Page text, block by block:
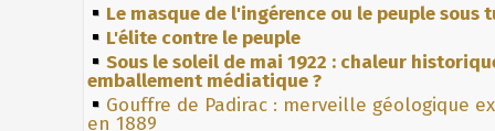
Le masque de l'ingérence ou le peuple sous
L'élite contre le peuple
Sous le soleil de mai 1922 : chaleur
emballement médiatique ?
Gouffre de Padirac : merveille géologique
en 1889